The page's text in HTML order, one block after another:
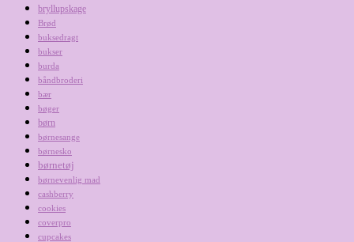
bryllupskage
Brød
buksedragt
bukser
burda
båndbroderi
bær
bøger
børn
børnesange
børnesko
børnetøj
børnevenlig mad
cashberry
cookies
coverpro
cupcakes